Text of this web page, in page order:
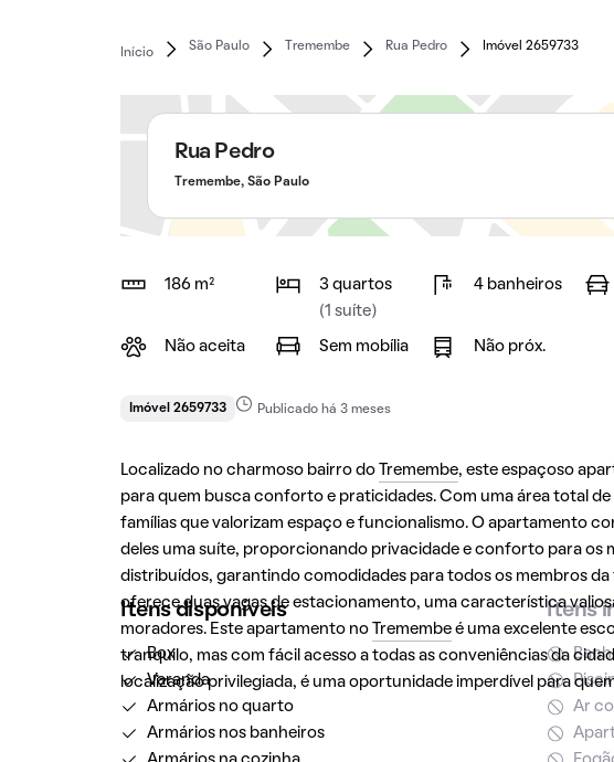
Início
São Paulo Tremembe Rua Pedro Imóvel 2659733
Rua Pedro
Tremembe, São Paulo
186 m²
3 quartos
(1 suíte)
4 banheiros
Não aceita Sem mobília Não próx.
Imóvel 2659733 Publicado há 3 meses
Localizado no charmoso bairro do Tremembe, este espaçoso
para quem busca conforto e praticidades. Com uma área total
famílias que valorizam espaço e funcionalismo. O apartamento
deles uma suíte, proporcionando privacidade e conforto para os
distribuídos, garantindo comodidades para todos os membros
oferece duas vagas de estacionamento, uma característica
moradores. Este apartamento no
Tremembeé uma excelente
tranquilo, mas com fácil acesso a todas as conveniências da
localização privilegiada, é uma oportunidade imperdível para
Itens disponíveis
Box
Varanda
Armários no quarto
Armários nos banheiros
Itens
Ar